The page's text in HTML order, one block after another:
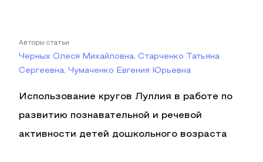
Авторы статьи
Черных Олеся Михайловна, Старченко Татьяна
Сергеевна, Чумаченко Евгения Юрьевна
Использование кругов Луллия в работе по
развитию познавательной и речевой
активности детей дошкольного возраста